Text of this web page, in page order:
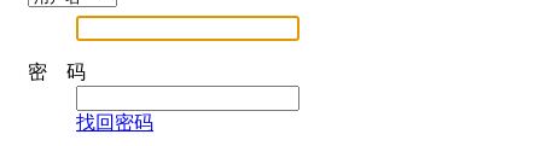
密 码
找回密码